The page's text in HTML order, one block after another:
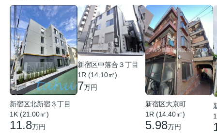
新宿区北新宿３丁目
1K (21.00㎡)
11.8万円
新宿区中落合３丁目
1R (14.10㎡)
7万円
新宿区大京町
1R (14.40㎡)
5.98万円